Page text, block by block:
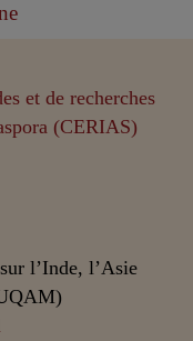
l’Inde, l’Asie